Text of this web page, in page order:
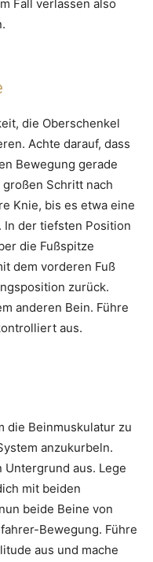
Fall verlassen also
die Oberschenkel
Achte darauf, dass
Bewegung gerade
Schritt nach
Knie, bis es etwa eine
In der tiefsten Position
die Fußspitze
dem vorderen Fuß
zurück.
anderen Bein. Führe
aus.
die Beinmuskulatur zu
anzukurbeln.
aus. Lege
mit beiden
beide Beine von
Bewegung. Führe
aus und mache